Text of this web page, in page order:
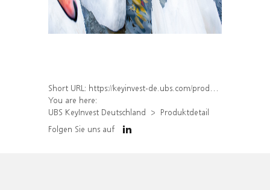
Short URL: https://keyinvest-de.ubs.com/produkt/detail/index/isin/DE000WA82GE6
You are here:
UBS KeyInvest Deutschland
Produktdetail
Folgen Sie uns auf